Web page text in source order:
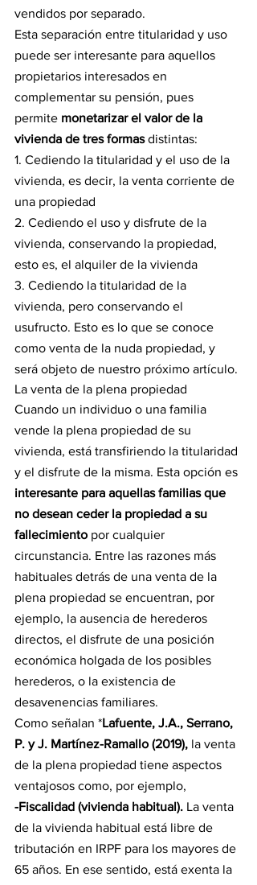
vendidos por separado.
Esta separación entre titularidad y uso
puede ser interesante para aquellos
propietarios interesados en
complementar su pensión, pues
permite monetarizar el valor de la
vivienda de tres formas distintas:
1. Cediendo la titularidad y el uso de la
vivienda, es decir, la venta corriente de
una propiedad
2. Cediendo el uso y disfrute de la
vivienda, conservando la propiedad,
esto es, el alquiler de la vivienda
3. Cediendo la titularidad de la
vivienda, pero conservando el
usufructo. Esto es lo que se conoce
como venta de la nuda propiedad, y
será objeto de nuestro próximo artículo.
La venta de la plena propiedad
Cuando un individuo o una familia
vende la plena propiedad de su
vivienda, está transfiriendo la titularidad
y el disfrute de la misma. Esta opción es
interesante para aquellas familias que
no desean ceder la propiedad a su
fallecimiento por cualquier
circunstancia. Entre las razones más
habituales detrás de una venta de la
plena propiedad se encuentran, por
ejemplo, la ausencia de herederos
directos, el disfrute de una posición
económica holgada de los posibles
herederos, o la existencia de
desavenencias familiares.
Como señalan *Lafuente, J.A., Serrano,
P. y J. Martínez-Ramallo (2019), la venta
de la plena propiedad tiene aspectos
ventajosos como, por ejemplo,
-Fiscalidad (vivienda habitual). La venta
de la vivienda habitual está libre de
tributación en IRPF para los mayores de
65 años. En ese sentido, está exenta la